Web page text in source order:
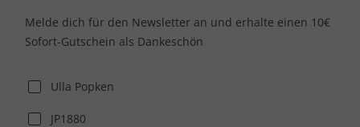
Melde dich für den Newsletter an und erhalte einen 10€
Sofort-Gutschein als Dankeschön
Ulla Popken
JP1880